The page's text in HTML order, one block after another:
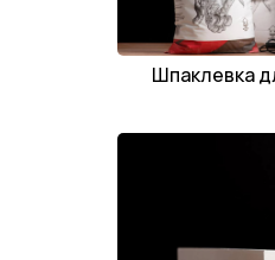
Шпаклевка